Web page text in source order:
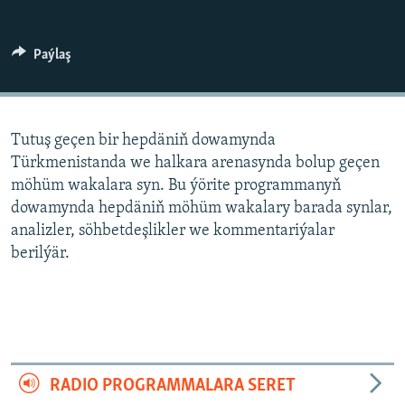
Paýlaş
Tutuş geçen bir hepdäniň dowamynda
Türkmenistanda we halkara arenasynda bolup geçen
möhüm wakalara syn. Bu ýörite programmanyň
dowamynda hepdäniň möhüm wakalary barada synlar,
analizler, söhbetdeşlikler we kommentariýalar
berilýär.
RADIO PROGRAMMALARA SERET